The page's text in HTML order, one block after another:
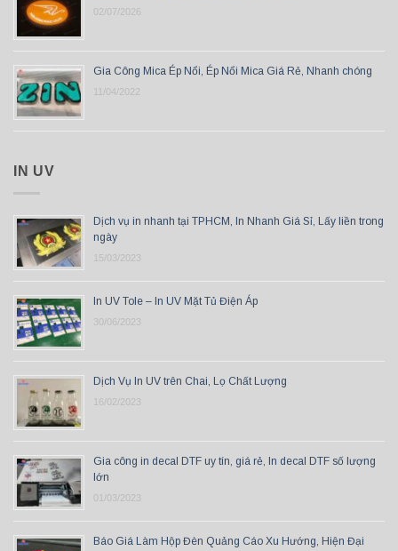
02/07/2026
Gia Công Mica Ép Nổi, Ép Nổi Mica Giá Rẻ, Nhanh chóng
11/04/2022
IN UV
Dịch vụ in nhanh tại TPHCM, In Nhanh Giá Sỉ, Lấy liền trong
ngày
15/03/2023
In UV Tole – In UV Mặt Tủ Điện Áp
30/06/2023
Dịch Vụ In UV trên Chai, Lọ Chất Lượng
16/02/2023
Gia công in decal DTF uy tín, giá rẻ, In decal DTF số lượng
lớn
01/03/2023
Báo Giá Làm Hộp Đèn Quảng Cáo Xu Hướng, Hiện Đại